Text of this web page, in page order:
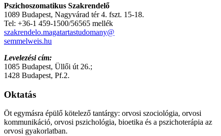
Pszichoszomatikus Szakrendelő
1089 Budapest, Nagyvárad tér 4. fszt. 15-18.
Tel: +36-1 459-1500/56565 mellék
szakrendelo.magatartastudomany@
semmelweis.hu
Levelezési cím:
1085 Budapest, Üllői út 26.;
1428 Budapest, Pf.2.
Oktatás
Öt egymásra épülő kötelező tantárgy: orvosi szociológia, orvosi
kommunikáció, orvosi pszichológia, bioetika és a pszichoterápia az
orvosi gyakorlatban.